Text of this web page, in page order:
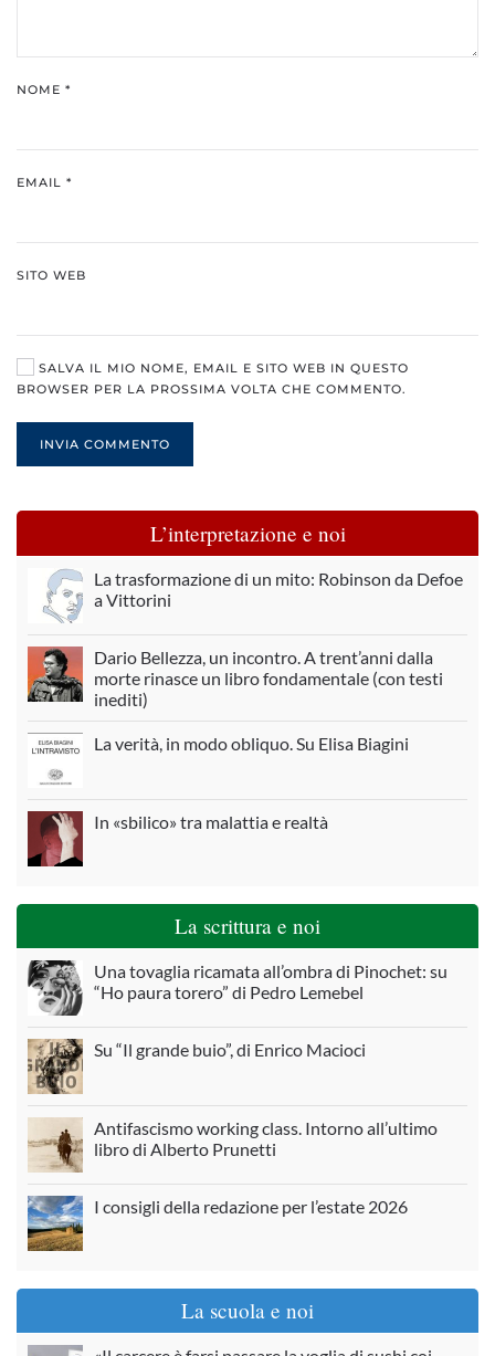
NOME *
EMAIL *
SITO WEB
SALVA IL MIO NOME, EMAIL E SITO WEB IN QUESTO
BROWSER PER LA PROSSIMA VOLTA CHE COMMENTO.
INVIA COMMENTO
L’interpretazione e noi
La trasformazione di un mito: Robinson da Defoe
a Vittorini
Dario Bellezza, un incontro. A trent’anni dalla
morte rinasce un libro fondamentale (con testi
inediti)
La verità, in modo obliquo. Su Elisa Biagini
In «sbilico» tra malattia e realtà
La scrittura e noi
Una tovaglia ricamata all’ombra di Pinochet: su
“Ho paura torero” di Pedro Lemebel
Su “Il grande buio”, di Enrico Macioci
Antifascismo working class. Intorno all’ultimo
libro di Alberto Prunetti
I consigli della redazione per l’estate 2026
La scuola e noi